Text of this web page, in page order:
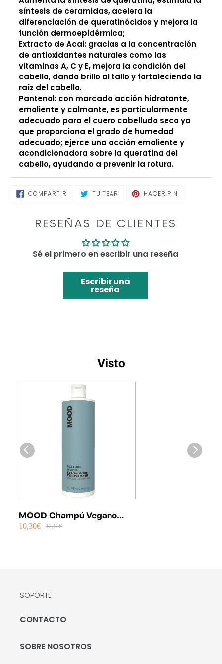
síntesis de ceramidas, acelera la
diferenciación de queratinócidos y mejora la
función dermoepidérmica;
Extracto de Acai: gracias a la concentración
de antioxidantes naturales como las
vitaminas A, C y E, mejora la condición del
cabello, dando brillo al tallo y fortaleciendo la
raíz del cabello.
Pantenol: con marcada acción hidratante,
emoliente y calmante, es particularmente
adecuado para el cuero cabelludo seco ya
que proporciona el grado de humedad
adecuado; ejerce una acción emoliente y
acondicionadora sobre la queratina del
cabello, ayudando a prevenir la rotura.
COMPARTIR COMPARTIRTUITEAR TUITEARHACER PIN
RESEÑAS DE CLIENTES
Sé el primero en escribir una reseña
Escribir una
reseña
Visto
MOOD Champú Vegano
Caída Cell Force 400 ml
10,30€ 12,12€
SOPORTE
CONTACTO
SOBRE NOSOTROS